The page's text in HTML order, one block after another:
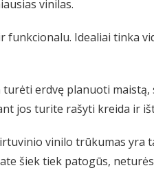
vinilas.
funkcionalu. Idealiai tinka
turėti erdvę planuoti
jos turite rašyti kreida ir
vinilo trūkumas yra
šiek tiek patogūs,